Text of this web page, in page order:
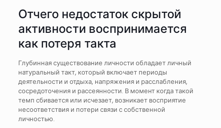
Отчего недостаток скрытой
активности воспринимается
как потеря такта
Глубинная существование личности обладает личный
натуральный такт, который включает периоды
деятельности и отдыха, напряжения и расслабления,
сосредоточения и рассеянности. В момент когда такой
темп сбивается или исчезает, возникает восприятие
несоответствия и потери связи с собственной
личностью.